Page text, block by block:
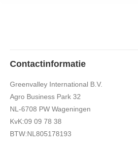
Contactinformatie
Greenvalley International B.V.
Agro Business Park 32
NL-6708 PW Wageningen
KvK:09 09 78 38
BTW:NL805178193